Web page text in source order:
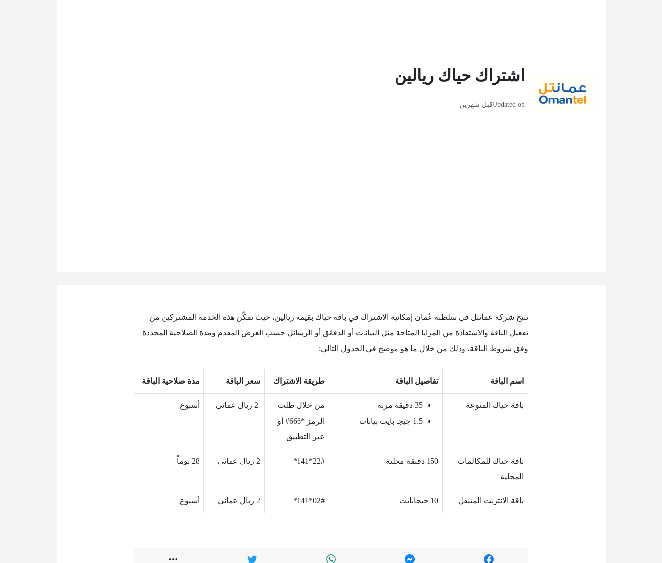
اشتراك حياك ريالين
Updated onقبل شهرين
تتيح شركة عمانتل في سلطنة عُمان إمكانية الاشتراك في باقة حياك بقيمة ريالين، حيث تمكّن هذه الخدمة المشتركين من
تفعيل الباقة والاستفادة من المزايا المتاحة مثل البيانات أو الدقائق أو الرسائل حسب العرض المقدم ومدة الصلاحية المحددة
وفق شروط الباقة، وذلك من خلال ما هو موضح في الجدول التالي:
اسم الباقة تفاصيل الباقة طريقة الاشتراك سعر الباقة مدة صلاحية الباقة
باقة حياك المنوعة
35 دقيقة مرنة
1.5 جيجا بايت بيانات
من خلال طلب
الرمز *666# أو
عبر التطبيق
أسبوع
باقة حياك للمكالمات
المحلية
150 دقيقة محلية 22#*141* 2 ريال عماني 28 يوماً
باقة الانترنت المتنقل 10 جيجابايت 02#*141* 2 ريال عماني أسبوع